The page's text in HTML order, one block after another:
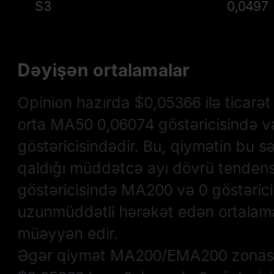
S3
0,0497
Dəyişən ortalamalar
Opinion hazırda $0,05366 ilə ticarət
orta MA50 0,06074 göstəricisində
göstəricisindədir. Bu, qiymətin bu
qaldığı müddətcə ayı dövrü
göstəricisində MA200 və 0
uzunmüddətli hərəkət edən
müəyyən edir.
Əgər qiymət MA200/EMA200